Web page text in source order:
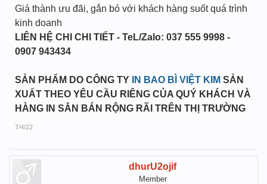
Giá thành ưu đãi, gắn bó với khách hàng suốt quá trình
kinh doanh
LIÊN HỆ CHI CHI TIẾT - TeL/Zalo: 037 555 9998 -
0907 943434
SẢN PHẨM DO CÔNG TY IN BAO BÌ VIỆT KIM SẢN
XUẤT THEO YÊU CẦU RIÊNG CỦA QUÝ KHÁCH VÀ
HÀNG IN SẲN BÁN RỘNG RÃI TRÊN THỊ TRƯỜNG
7/4/22
dhurU2ojif
Member